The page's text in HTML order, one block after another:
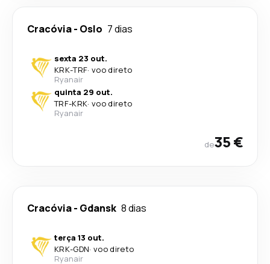
Cracóvia- Oslo 7 dias
sexta 23 out.
KRK-TRF· voo direto
Ryanair
quinta 29 out.
TRF-KRK· voo direto
Ryanair
de35 €
Cracóvia- Gdansk 8 dias
terça 13 out.
KRK-GDN· voo direto
Ryanair